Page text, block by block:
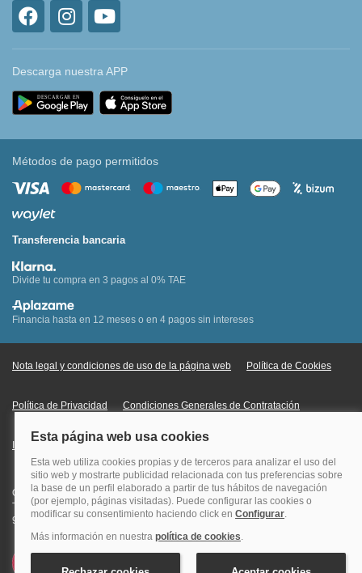
Descarga nuestra APP
Métodos de pago permitidos
Transferencia bancaria
Divide tu compra en 3 pagos al 0% TAE
Financia hasta en 12 meses o en 4 pagos sin intereses
Nota legal y condiciones de uso de la página web Política de Cookies
Política de Privacidad Condiciones Generales de Contratación
Información Legal sobre Mercados en Línea
Quehoteles.com - Especialistas en hoteles © Copyright Veturis Travel S.A.
Todos los derechos reservados. Autorización nº I-AV0000879.4 Tel: +34
915759999